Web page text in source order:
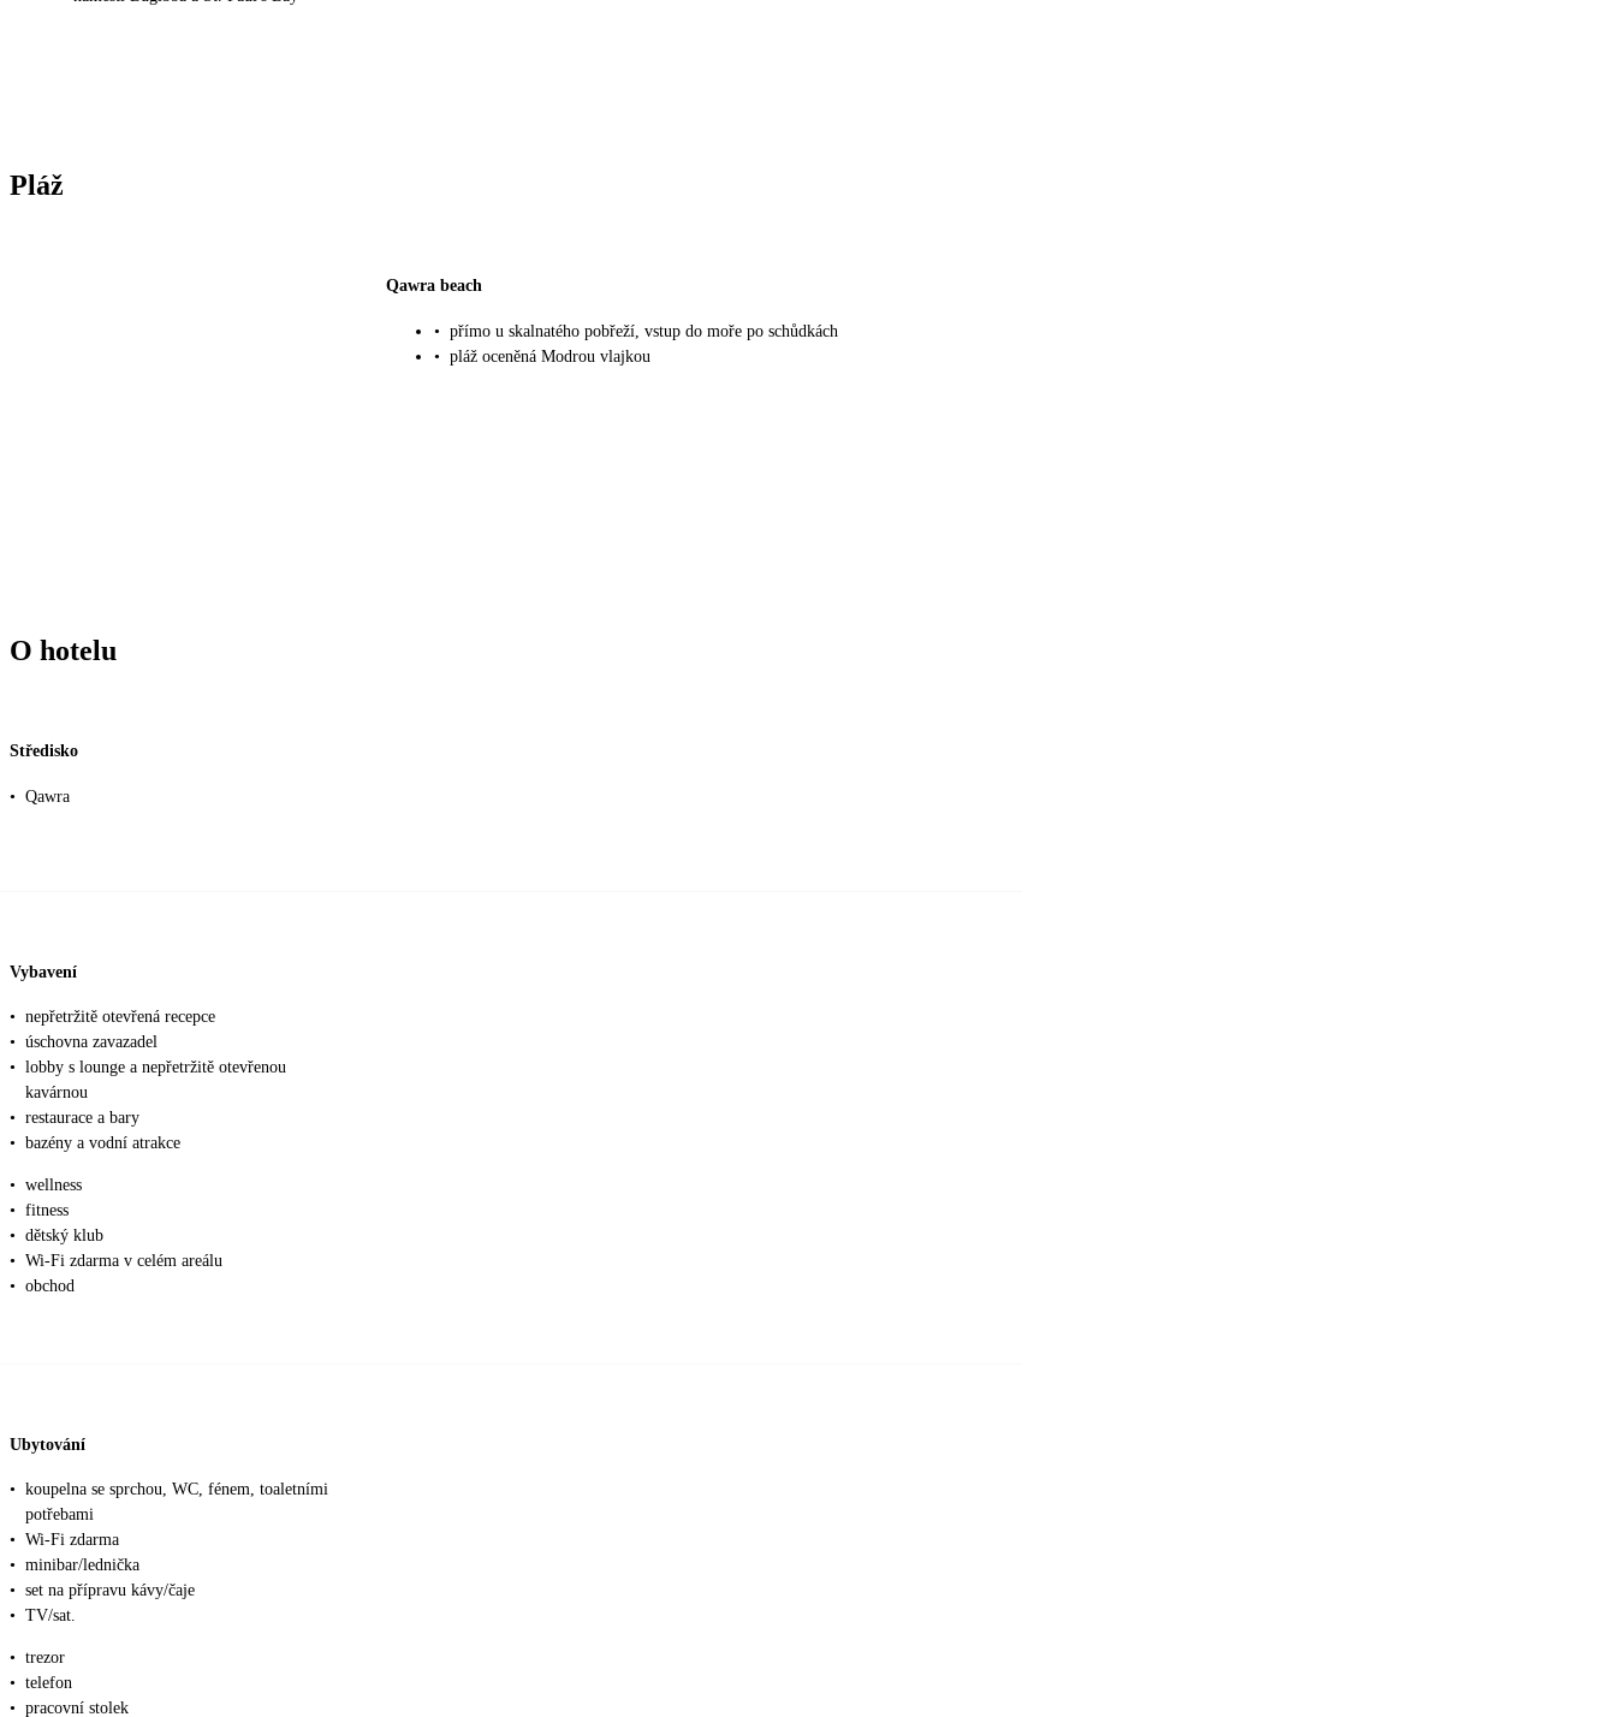
Pláž
Qawra beach
• přímo u skalnatého pobřeží, vstup do moře po schůdkách
• pláž oceněná Modrou vlajkou
O hotelu
Středisko
• Qawra
Vybavení
• nepřetržitě otevřená recepce
• úschovna zavazadel
• lobby s lounge a nepřetržitě otevřenou
kavárnou
• restaurace a bary
• bazény a vodní atrakce
• wellness
• fitness
• dětský klub
• Wi-Fi zdarma v celém areálu
• obchod
Ubytování
• koupelna se sprchou, WC, fénem, toaletními
potřebami
• Wi-Fi zdarma
• minibar/lednička
• set na přípravu kávy/čaje
• TV/sat.
• trezor
• telefon
• pracovní stolek